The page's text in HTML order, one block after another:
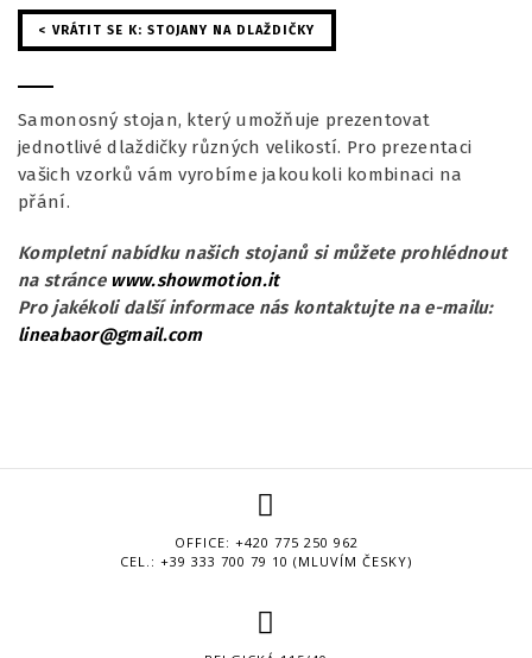
< VRÁTIT SE K: STOJANY NA DLAŽDIČKY
Samonosný stojan, který umožňuje prezentovat
jednotlivé dlaždičky různých velikostí. Pro prezentaci
vašich vzorků vám vyrobíme jakoukoli kombinaci na
přání.
Kompletní nabídku našich stojanů si můžete prohlédnout
na stránce www.showmotion.it
Pro jakékoli další informace nás kontaktujte na e-mailu:
lineabaor@gmail.com
OFFICE: +420 775 250 962
CEL.: +39 333 700 79 10 (MLUVÍM ČESKY)